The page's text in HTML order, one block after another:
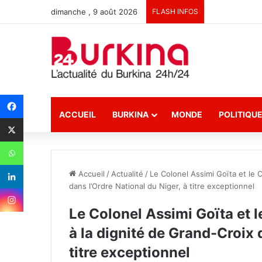
dimanche , 9 août 2026 FLASH INFOS
ACCUEIL BURKINA MONDE POLITIQUE
Accueil / Actualité / Le Colonel Assimi Goïta et le
dans l’Ordre National du Niger, à titre exceptionnel
Le Colonel Assimi Goïta et
à la dignité de Grand-Croix
titre exceptionnel